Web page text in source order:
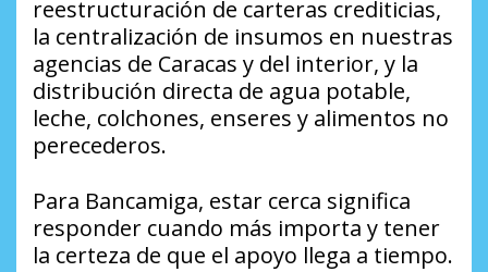
reestructuración de carteras crediticias,
la centralización de insumos en nuestras
agencias de Caracas y del interior, y la
distribución directa de agua potable,
leche, colchones, enseres y alimentos no
perecederos.
Para Bancamiga, estar cerca significa
responder cuando más importa y tener
la certeza de que el apoyo llega a tiempo.